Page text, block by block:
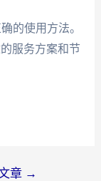
的使用方法。
服务方案和节
章 →